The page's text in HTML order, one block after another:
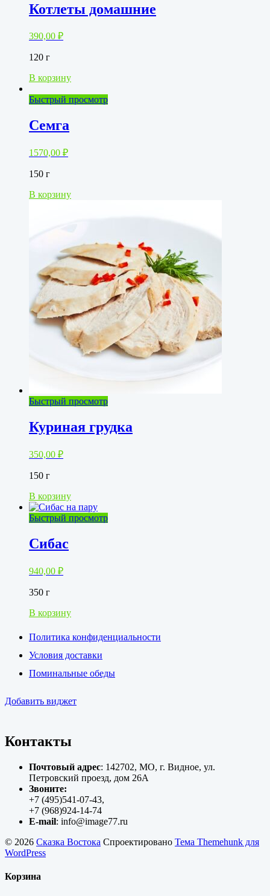
Котлеты домашние
390,00 ₽
120 г
В корзину
Быстрый просмотр
Семга
1570,00 ₽
150 г
В корзину
Быстрый просмотр
Куриная грудка
350,00 ₽
150 г
В корзину
Быстрый просмотр
Сибас
940,00 ₽
350 г
В корзину
Политика конфиденциальности
Условия доставки
Поминальные обеды
Добавить виджет
Контакты
Почтовый адрес: 142702, МО, г. Видное, ул.
Петровский проезд, дом 26А
Звоните:
+7 (495)541-07-43,
+7 (968)924-14-74
E-mail: info@image77.ru
© 2026 Сказка Востока Спроектировано Тема Themehunk для
WordPress
Корзина